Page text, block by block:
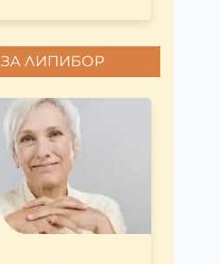
ЛИПИБОР